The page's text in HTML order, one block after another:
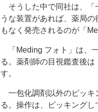
そうした中で同社は、「
うな装置があれば、薬局
もなく発売されるのが「
「Meding フォト」は、
る。薬剤師の目視鑑査後
す。
一包化調剤以外のピッキ
る。操作は、ピッキング